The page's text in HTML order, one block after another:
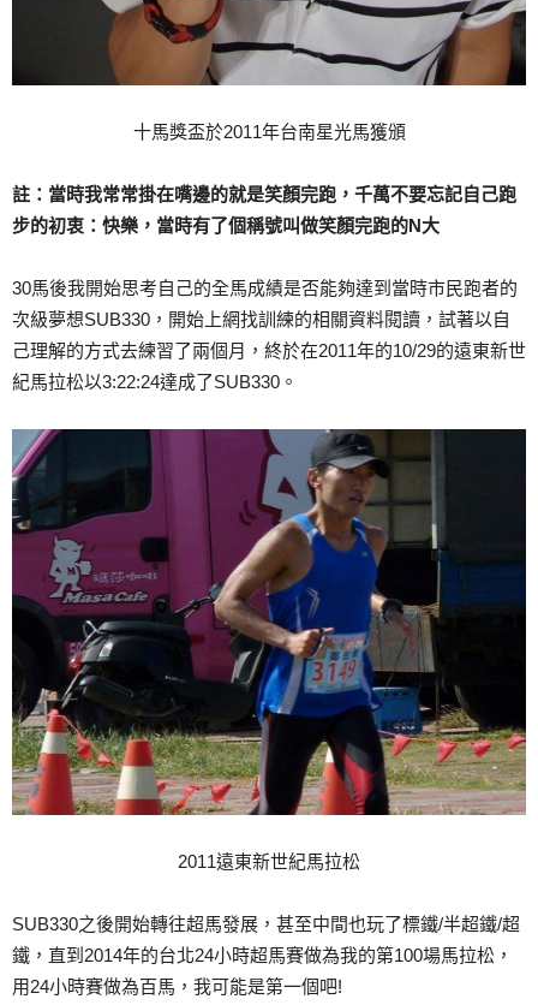
十馬獎盃於2011年台南星光馬獲頒
註：當時我常常掛在嘴邊的就是笑顏完跑，千萬不要忘記自己跑
步的初衷：快樂，當時有了個稱號叫做笑顏完跑的N大
30馬後我開始思考自己的全馬成績是否能夠達到當時市民跑者的
次級夢想SUB330，開始上網找訓練的相關資料閱讀，試著以自
己理解的方式去練習了兩個月，終於在2011年的10/29的遠東新世
紀馬拉松以3:22:24達成了SUB330。
2011遠東新世紀馬拉松
SUB330之後開始轉往超馬發展，甚至中間也玩了標鐵/半超鐵/超
鐵，直到2014年的台北24小時超馬賽做為我的第100場馬拉松，
用24小時賽做為百馬，我可能是第一個吧!